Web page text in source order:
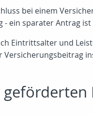
bei einem
- ein sparater Antrag
Eintrittsalter und